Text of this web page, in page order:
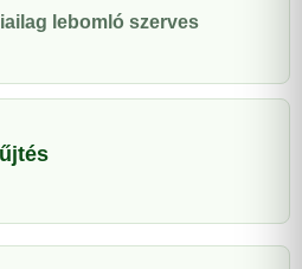
lebomló szerves